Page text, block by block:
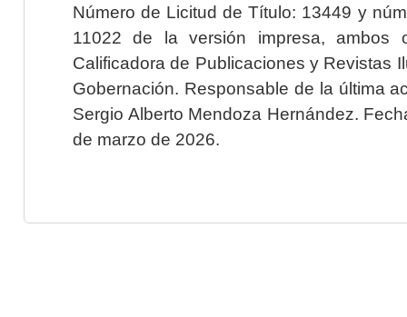
Número de Licitud de Título: 13449 y
11022 de la versión impresa, ambos
Calificadora de Publicaciones y Revistas
Gobernación. Responsable de la última
Sergio Alberto Mendoza Hernández.
de marzo de 2026.